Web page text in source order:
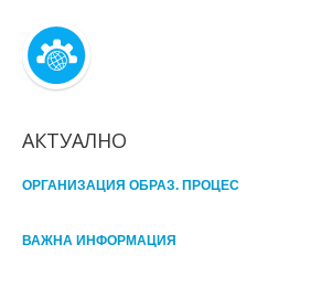
АКТУАЛНО
ОРГАНИЗАЦИЯ ОБРАЗ. ПРОЦЕС
ВАЖНА ИНФОРМАЦИЯ